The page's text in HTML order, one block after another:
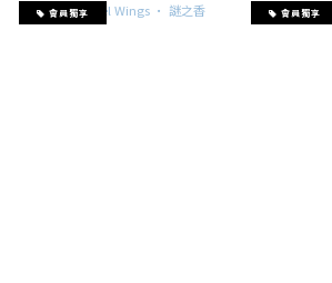
會員獨享 會員獨享